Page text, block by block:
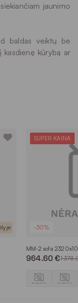
jaunimo
baldas veiktų be
kūrybą ar
SUPER KAINA
-30%
MM-2 sofa
964.60 €1